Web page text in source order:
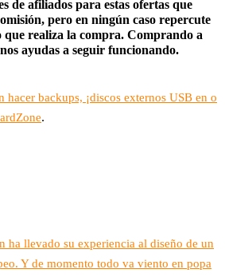
de afiliados para estas ofertas que
pero en ningún caso repercute
que realiza la compra. Comprando a
ayudas a seguir funcionando.
hacer backups, ¡discos externos USB en o
.
ha llevado su experiencia al diseño de un
Y de momento todo va viento en popa